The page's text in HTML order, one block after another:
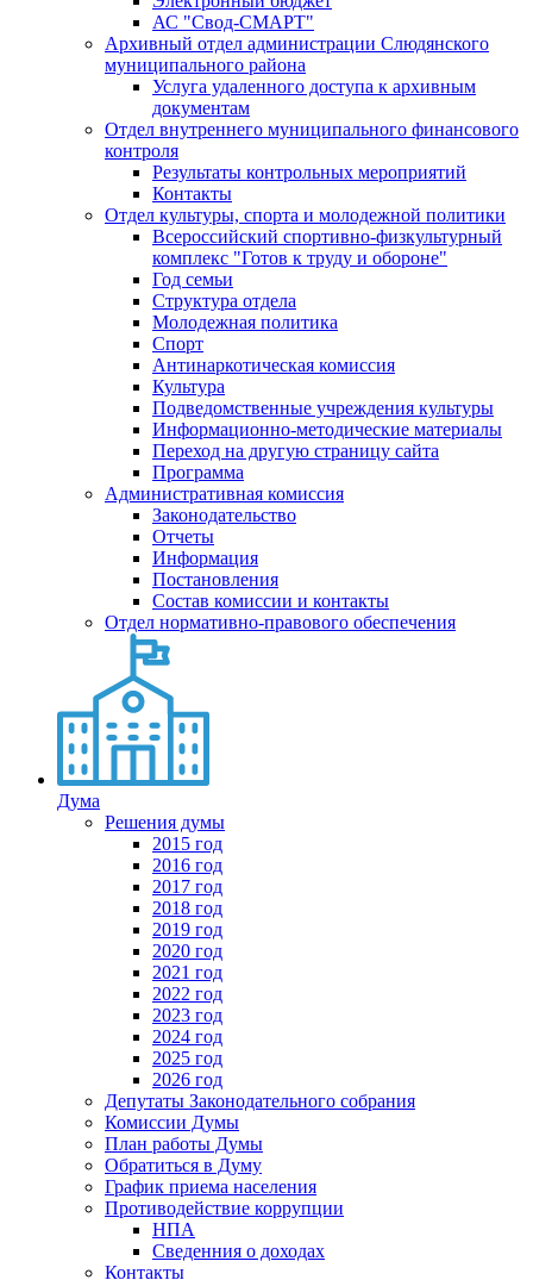
АС "Свод-СМАРТ"
Архивный отдел администрации Слюдянского
муниципального района
Услуга удаленного доступа к архивным
документам
Отдел внутреннего муниципального финансового
контроля
Результаты контрольных мероприятий
Контакты
Отдел культуры, спорта и молодежной политики
Всероссийский спортивно-физкультурный
комплекс "Готов к труду и обороне"
Год семьи
Структура отдела
Молодежная политика
Спорт
Антинаркотическая комиссия
Культура
Подведомственные учреждения культуры
Информационно-методические материалы
Переход на другую страницу сайта
Программа
Административная комиссия
Законодательство
Отчеты
Информация
Постановления
Состав комиссии и контакты
Отдел нормативно-правового обеспечения
Дума
Решения думы
2015 год
2016 год
2017 год
2018 год
2019 год
2020 год
2021 год
2022 год
2023 год
2024 год
2025 год
2026 год
Депутаты Законодательного собрания
Комиссии Думы
План работы Думы
Обратиться в Думу
График приема населения
Противодействие коррупции
НПА
Сведенния о доходах
Контакты